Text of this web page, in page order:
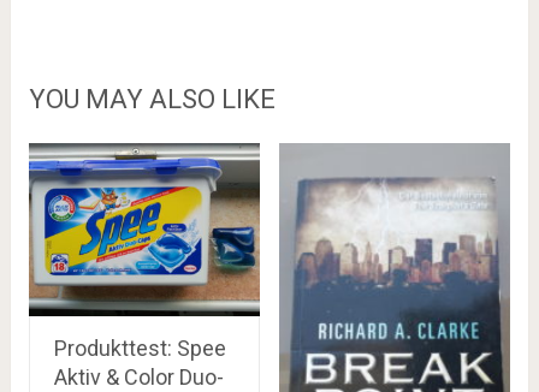
YOU MAY ALSO LIKE
Produkttest: Spee
Aktiv & Color Duo-